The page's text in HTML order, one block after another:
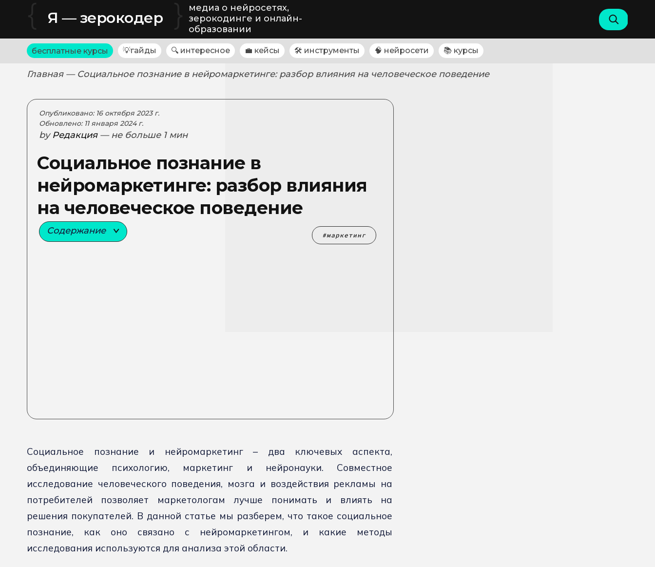
{ Я — зерокодер }
медиа о нейросетях,
зерокодинге и онлайн-
образовании
бесплатные курсы 💡гайды 🔍 интересное 💼 кейсы 🛠 инструменты 🧠 нейросети 📚 курсы
Главная — Социальное познание в нейромаркетинге: разбор влияния на человеческое поведение
Опубликовано: 16 октября 2023 г.
Обновлено: 11 января 2024 г.
byРедакция — не больше 1 мин
Социальное познание в
нейромаркетинге: разбор влияния
на человеческое поведение
Содержание маркетинг
Социальное познание и нейромаркетинг – два ключевых аспекта,
объединяющие психологию, маркетинг и нейронауки. Совместное
исследование человеческого поведения, мозга и воздействия рекламы на
потребителей позволяет маркетологам лучше понимать и влиять на
решения покупателей. В данной статье мы разберем, что такое социальное
познание, как оно связано с нейромаркетингом, и какие методы
исследования используются для анализа этой области.